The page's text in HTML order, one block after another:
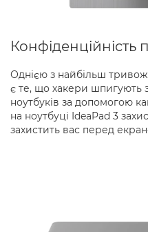
Конфіденційність
Однією з найбільш
є те, що хакери шпигують
ноутбуків за допомогою
на ноутбуці IdeaPad 3
захистить вас перед